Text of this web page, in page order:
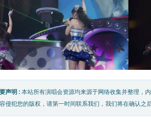
声明 : 本站所有演唱会资源均来源于网络收集并整理，
侵犯您的版权，请第一时间联系我们，我们将在确认之